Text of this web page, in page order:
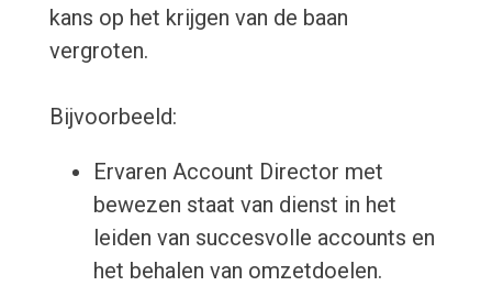
kans op het krijgen van de baan
vergroten.
Bijvoorbeeld:
Ervaren Account Director met
bewezen staat van dienst in het
leiden van succesvolle accounts en
het behalen van omzetdoelen.